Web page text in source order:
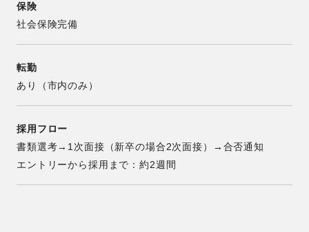
保険
社会保険完備
転勤
あり（市内のみ）
採用フロー
書類選考→1次面接（新卒の場合2次面接）→合否通知
エントリーから採用まで：約2週間